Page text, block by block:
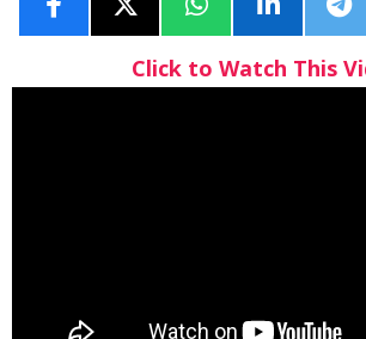
Click to Watch This